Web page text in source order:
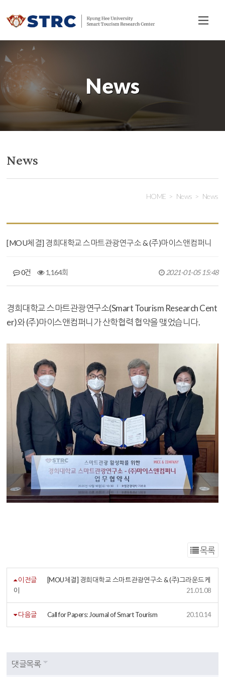
전
체
News
News
HOME News News
[MOU체결] 경희대학교 스마트관광연구소 & (주)마이스앤컴퍼니
0건 1,164회 2021-01-05 15:48
경희대학교 스마트관광연구소(Smart Tourism Research Cent
er)와 (주)마이스앤컴퍼니가 산학협력 협약을 맺었습니다.
목록
이전글
[MOU체결] 경희대학교 스마트관광연구소 & (주)그라운드케
이
21.01.08
다음글 Call for Papers: Journal of Smart Tourism 20.10.14
댓글목록